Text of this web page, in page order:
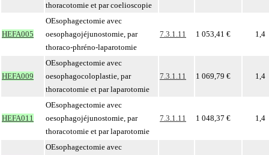
thoracotomie et par coelioscopie
HEFA005
OEsophagectomie avec
oesophagojéjunostomie, par
thoraco-phréno-laparotomie
7.3.1.11 1 053,41 € 1,4
HEFA009
OEsophagectomie avec
oesophagocoloplastie, par
thoracotomie et par laparotomie
7.3.1.11 1 069,79 € 1,4
HEFA011
OEsophagectomie avec
oesophagojéjunostomie, par
thoracotomie et par laparotomie
7.3.1.11 1 048,37 € 1,4
OEsophagectomie avec